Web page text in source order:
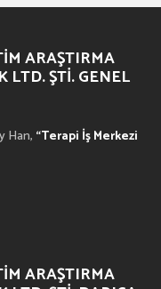
ARAŞTIRMA
LTD. ŞTI. GENEL
Han, “Terapi İş Merkezi
ARAŞTIRMA